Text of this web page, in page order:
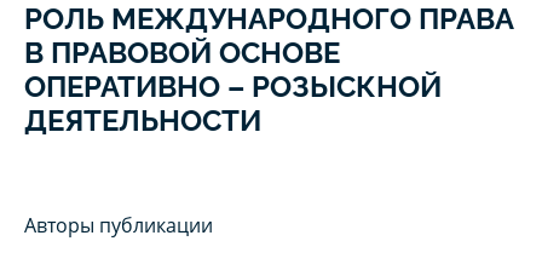
РОЛЬ МЕЖДУНАРОДНОГО ПРАВА
В ПРАВОВОЙ ОСНОВЕ
ОПЕРАТИВНО – РОЗЫСКНОЙ
ДЕЯТЕЛЬНОСТИ
Авторы публикации